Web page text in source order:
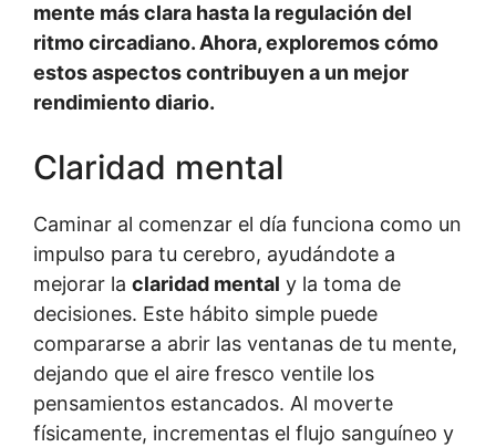
mente más clara hasta la regulación del
ritmo circadiano. Ahora, exploremos cómo
estos aspectos contribuyen a un mejor
rendimiento diario.
Claridad mental
Caminar al comenzar el día funciona como un
impulso para tu cerebro, ayudándote a
mejorar la claridad mental y la toma de
decisiones. Este hábito simple puede
compararse a abrir las ventanas de tu mente,
dejando que el aire fresco ventile los
pensamientos estancados. Al moverte
físicamente, incrementas el flujo sanguíneo y